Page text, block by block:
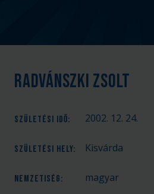
Radvánszki Zsolt
SZÜLETÉSI IDŐ: 2002. 12. 24.
SZÜLETÉSI HELY: Kisvárda
NEMZETISÉG: magyar